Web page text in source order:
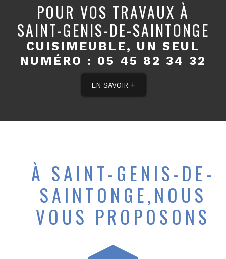
POUR VOS TRAVAUX À
SAINT-GENIS-DE-SAINTONGE
CUISIMEUBLE, UN SEUL
NUMÉRO : 05 45 82 34 32
EN SAVOIR +
À SAINT-GENIS-DE-
SAINTONGE,NOUS
VOUS PROPOSONS